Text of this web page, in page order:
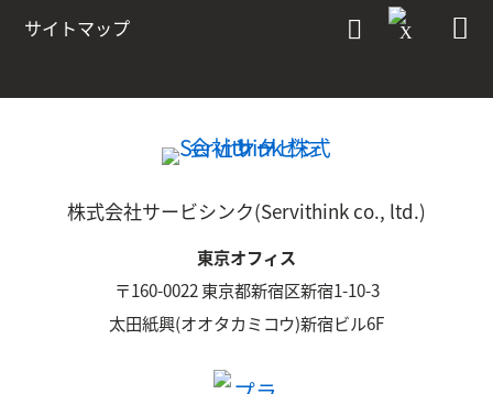
サイトマップ
株式会社サービシンク(Servithink co., ltd.)
東京オフィス
〒160-0022 東京都新宿区新宿1-10-3
太田紙興(オオタカミコウ)新宿ビル6F